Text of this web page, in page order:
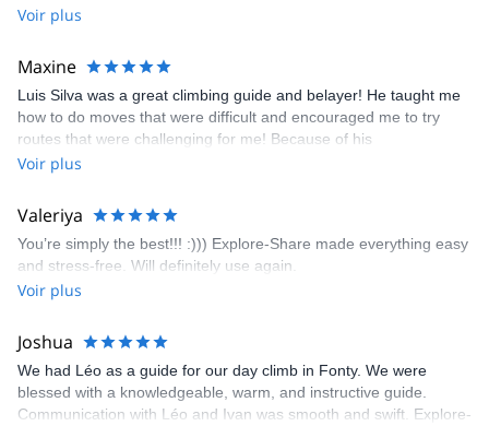
danger. Guillaume chose another amazing location (Pic de
kindly offered train station pick-up and hotel drop off, which I
appreciated very much. The multi-pitch route we did was not only
fun but also the right amount of challenge, which I thoroughly
enjoyed. The communication from the team (Gauthier) was
prompt and clear—highly recommend!
Voir plus
Maxine
Luis Silva was a great climbing guide and belayer! He taught me
how to do moves that were difficult and encouraged me to try
routes that were challenging for me! Because of his
encouragement, I managed to complete these routes! I really
area. The weather was perfect, no direct sun and cool enough to
enjoy the climbs. Explore-Share made booking an outdoor
climbing experience in Lisbon extremely easy. Luis, our guide,
was fantastic, and the platform’s organization was flawless.
Voir plus
Valeriya
You’re simply the best!!! :))) Explore-Share made everything easy
and stress-free. Will definitely use again.
Voir plus
Joshua
We had Léo as a guide for our day climb in Fonty. We were
blessed with a knowledgeable, warm, and instructive guide.
Communication with Léo and Ivan was smooth and swift. Explore-